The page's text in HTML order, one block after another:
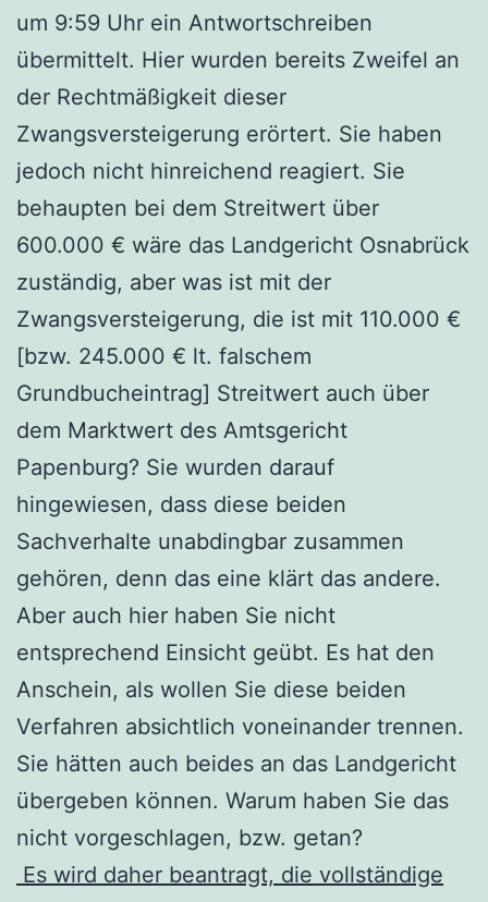
um 9:59 Uhr ein Antwortschreiben
übermittelt. Hier wurden bereits Zweifel an
der Rechtmäßigkeit dieser
Zwangsversteigerung erörtert. Sie haben
jedoch nicht hinreichend reagiert. Sie
behaupten bei dem Streitwert über
600.000 € wäre das Landgericht Osnabrück
zuständig, aber was ist mit der
Zwangsversteigerung, die ist mit 110.000 €
[bzw. 245.000 € lt. falschem
Grundbucheintrag] Streitwert auch über
dem Marktwert des Amtsgericht
Papenburg? Sie wurden darauf
hingewiesen, dass diese beiden
Sachverhalte unabdingbar zusammen
gehören, denn das eine klärt das andere.
Aber auch hier haben Sie nicht
entsprechend Einsicht geübt. Es hat den
Anschein, als wollen Sie diese beiden
Verfahren absichtlich voneinander trennen.
Sie hätten auch beides an das Landgericht
übergeben können. Warum haben Sie das
nicht vorgeschlagen, bzw. getan?
Es wird daher beantragt, die vollständige